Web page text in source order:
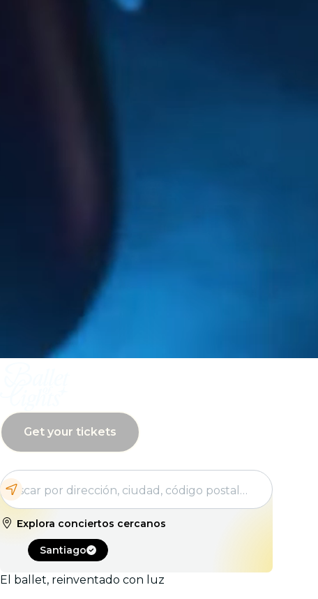
Get your tickets
Explora conciertos cercanos
Santiago
El ballet, reinventado con luz